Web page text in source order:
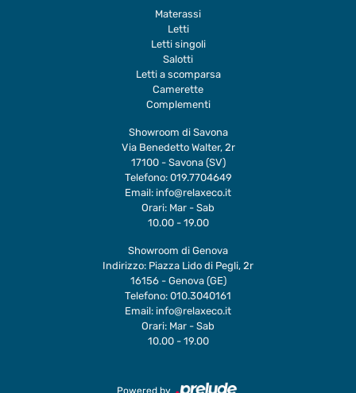
Materassi
Letti
Letti singoli
Salotti
Letti a scomparsa
Camerette
Complementi
Showroom di Savona
Via Benedetto Walter, 2r
17100 - Savona (SV)
Telefono: 019.7704649
Email: info@relaxeco.it
Orari: Mar - Sab
10.00 - 19.00
Showroom di Genova
Indirizzo: Piazza Lido di Pegli, 2r
16156 - Genova (GE)
Telefono: 010.3040161
Email: info@relaxeco.it
Orari: Mar - Sab
10.00 - 19.00
Powered by